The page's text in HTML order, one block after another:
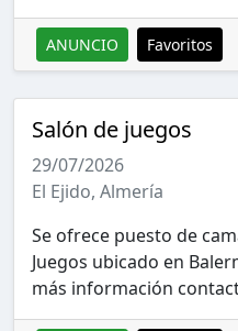
ANUNCIO Favoritos
Salón de juegos
29/07/2026
El Ejido, Almería
Se ofrece puesto de
Juegos ubicado en
más información